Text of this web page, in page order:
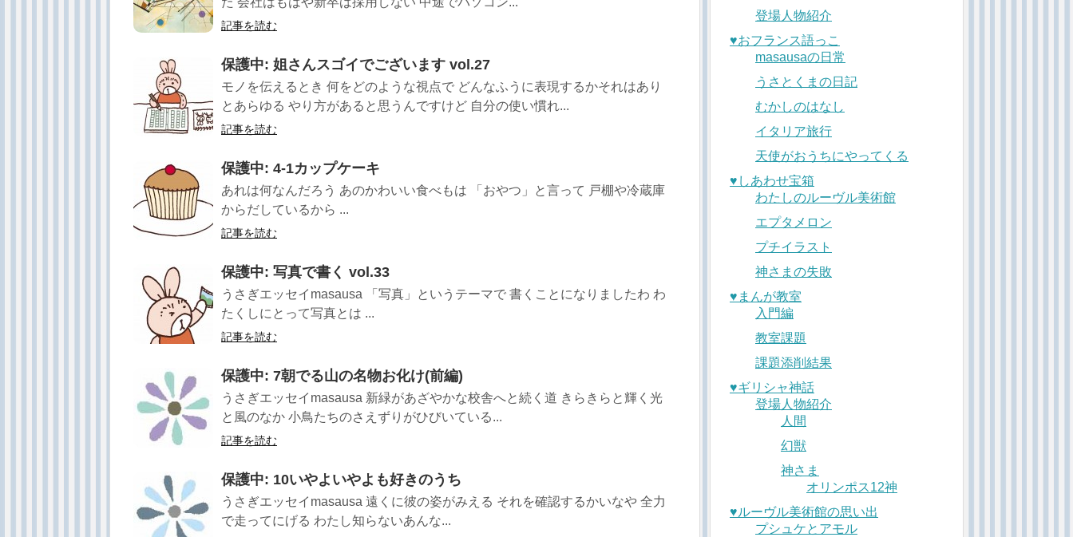
記事を読む
保護中: 姐さんスゴイでございます vol.27
モノを伝えるとき 何をどのような視点で どんなふうに表現するかそれはあり
とあらゆる やり方があると思うんですけど 自分の使い慣れ...
記事を読む
保護中: 4-1カップケーキ
あれは何なんだろう あのかわいい食べもは 「おやつ」と言って 戸棚や冷蔵庫
からだしているから ...
記事を読む
保護中: 写真で書く vol.33
うさぎエッセイmasausa 「写真」というテーマで 書くことになりましたわ わ
たくしにとって写真とは ...
記事を読む
保護中: 7朝でる山の名物お化け(前編)
うさぎエッセイmasausa 新緑があざやかな校舎へと続く道 きらきらと輝く光
と風のなか 小鳥たちのさえずりがひびいている...
記事を読む
保護中: 10いやよいやよも好きのうち
うさぎエッセイmasausa 遠くに彼の姿がみえる それを確認するかいなや 全力
で走ってにげる わたし知らないあんな...
登場人物紹介
♥︎おフランス語っこ
masausaの日常
うさとくまの日記
むかしのはなし
イタリア旅行
天使がおうちにやってくる
♥︎しあわせ宝箱
わたしのルーヴル美術館
エプタメロン
プチイラスト
神さまの失敗
♥︎まんが教室
入門編
教室課題
課題添削結果
♥︎ギリシャ神話
登場人物紹介
人間
幻獣
神さま
オリンポス12神
♥︎ルーヴル美術館の思い出
プシュケとアモル